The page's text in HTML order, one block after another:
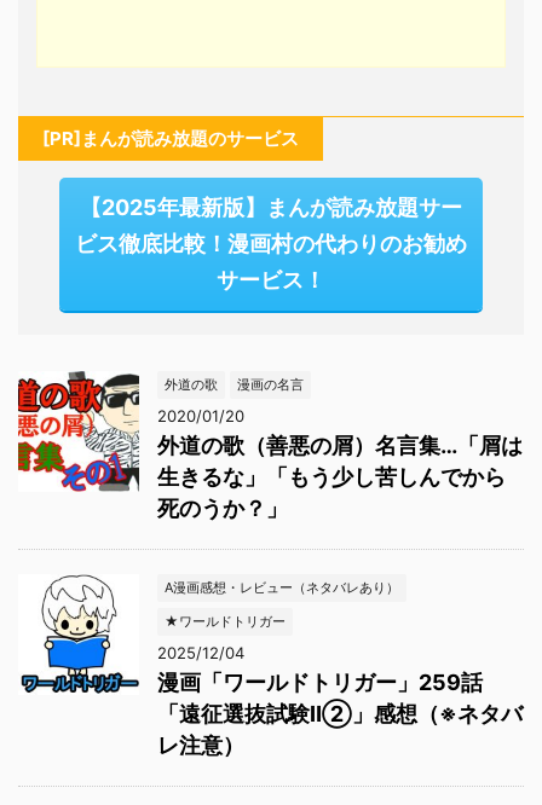
[PR]まんが読み放題のサービス
【2025年最新版】まんが読み放題サー
ビス徹底比較！漫画村の代わりのお勧め
サービス！
外道の歌 漫画の名言
2020/01/20
外道の歌（善悪の屑）名言集…「屑は
生きるな」「もう少し苦しんでから
死のうか？」
A漫画感想・レビュー（ネタバレあり）
★ワールドトリガー
2025/12/04
漫画「ワールドトリガー」259話
「遠征選抜試験Ⅱ②」感想（※ネタバ
レ注意）